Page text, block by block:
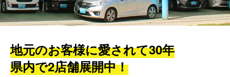
地元のお客様に愛されて30年
県内で2店舗展開中！